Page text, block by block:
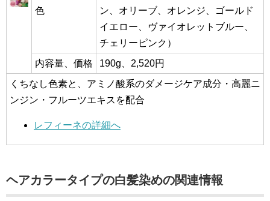
色
ン、オリーブ、オレンジ、ゴールド
イエロー、ヴァイオレットブルー、
チェリーピンク）
内容量、価格
190g、2,520円
くちなし色素と、アミノ酸系のダメージケア成分・高麗ニ
ンジン・フルーツエキスを配合
レフィーネの詳細へ
ヘアカラータイプの白髪染めの関連情報